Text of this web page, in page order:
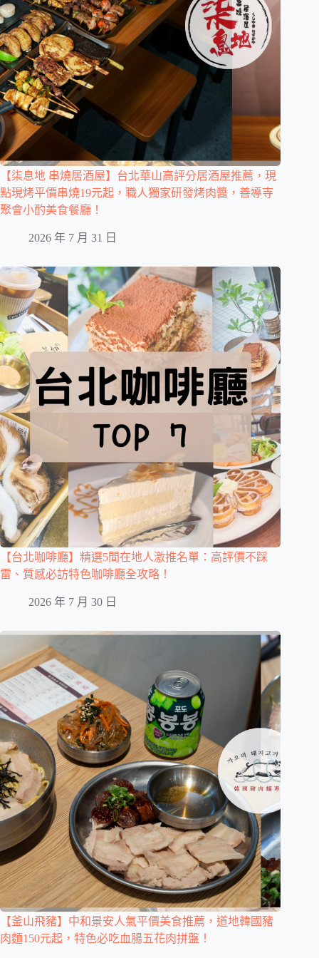
【柒息地 串燒居酒屋】台北華山高評分居酒屋推薦，現
點現烤平價串燒19元起，職人獨家研發烤肉醬，善導寺
聚會小酌美食餐廳！
2026 年 7 月 31 日
【台北咖啡廳】精選5間在地人激推名單：高評價不踩
雷、質感必訪特色咖啡廳全攻略！
2026 年 7 月 30 日
【釜山飛豬】中和景安人氣平價美食推薦，道地韓國豬
肉麵150元起，特色必吃血腸五花肉拼盤！